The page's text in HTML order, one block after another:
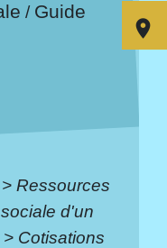
/ Guide
> Ressources
d'un
> Cotisations
room